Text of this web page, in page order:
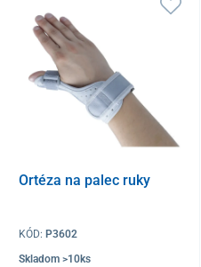
Ortéza na palec ruky
KÓD: P3602
Skladom >10ks